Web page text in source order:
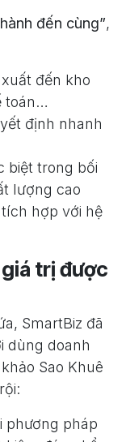
đến cùng”,
đến kho
toán…
định nhanh
biệt trong bối
lượng cao
hợp với hệ
trị được
SmartBiz đã
dùng doanh
Sao Khuê
phương pháp